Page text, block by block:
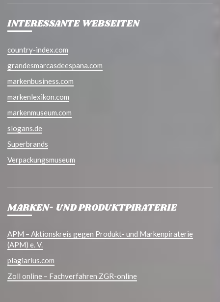
INTERESSANTE WEBSEITEN
country-index.com
grandesmarcasdeespana.com
markenbusiness.com
markenlexikon.com
markenmuseum.com
slogans.de
Superbrands
Verpackungsmuseum
MARKEN- UND PRODUKTPIRATERIE
APM – Aktionskreis gegen Produkt- und Markenpiraterie
(APM) e. V.
plagiarius.com
Zoll online – Fachverfahren ZGR-online